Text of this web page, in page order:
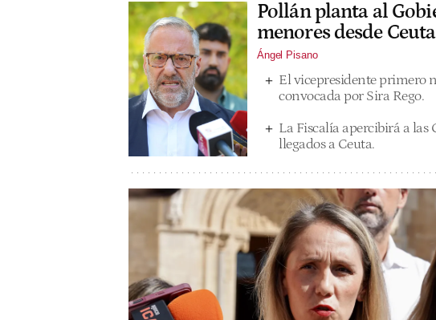
Pollán planta al
menores desde
Ángel Pisano
El vicepresidente primero
convocada por Sira Rego.
La Fiscalía apercibirá a las
llegados a Ceuta.